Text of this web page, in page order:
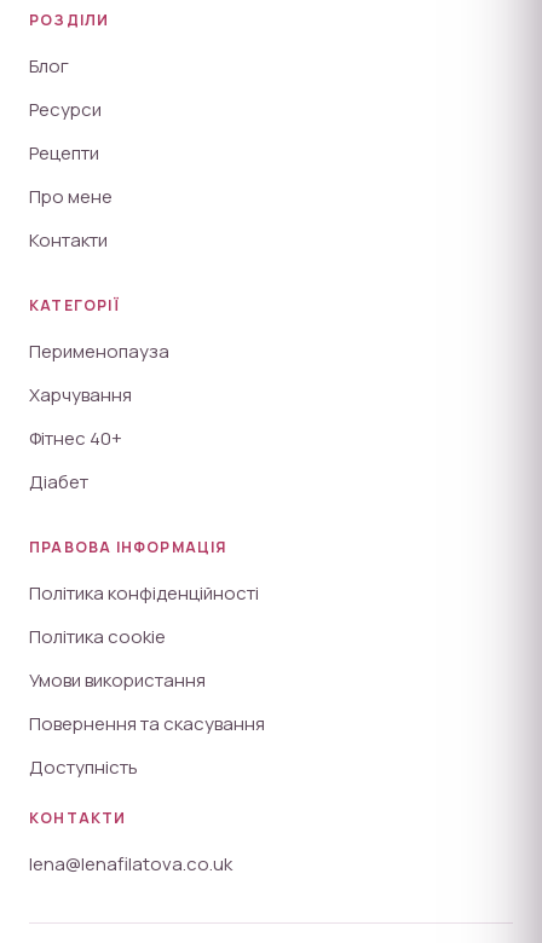
РОЗДІЛИ
Блог
Ресурси
Рецепти
Про мене
Контакти
КАТЕГОРІЇ
Перименопауза
Харчування
Фітнес 40+
Діабет
ПРАВОВА ІНФОРМАЦІЯ
Політика конфіденційності
Політика cookie
Умови використання
Повернення та скасування
Доступність
КОНТАКТИ
lena@lenafilatova.co.uk